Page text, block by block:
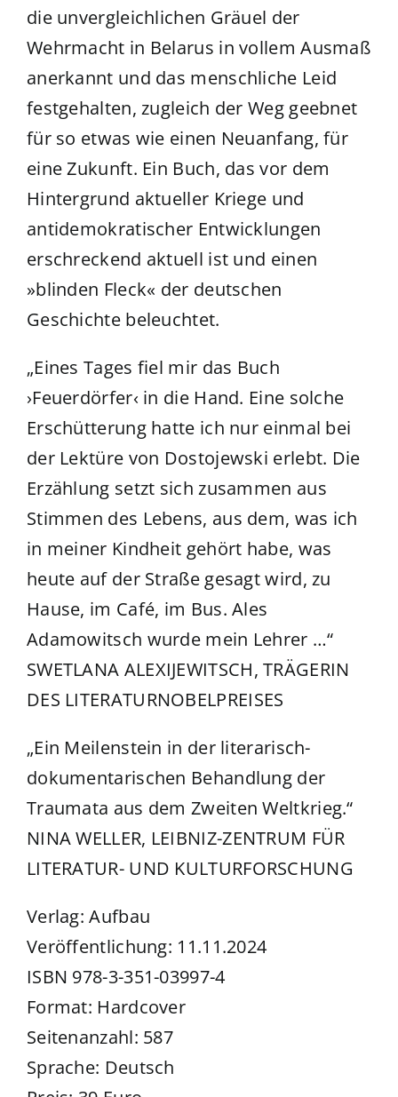
die unvergleichlichen Gräuel der
Wehrmacht in Belarus in vollem Ausmaß
anerkannt und das menschliche Leid
festgehalten, zugleich der Weg geebnet
für so etwas wie einen Neuanfang, für
eine Zukunft. Ein Buch, das vor dem
Hintergrund aktueller Kriege und
antidemokratischer Entwicklungen
erschreckend aktuell ist und einen
»blinden Fleck« der deutschen
Geschichte beleuchtet.
„Eines Tages fiel mir das Buch
›Feuerdörfer‹ in die Hand. Eine solche
Erschütterung hatte ich nur einmal bei
der Lektüre von Dostojewski erlebt. Die
Erzählung setzt sich zusammen aus
Stimmen des Lebens, aus dem, was ich
in meiner Kindheit gehört habe, was
heute auf der Straße gesagt wird, zu
Hause, im Café, im Bus. Ales
Adamowitsch wurde mein Lehrer …“
SWETLANA ALEXIJEWITSCH, TRÄGERIN
DES LITERATURNOBELPREISES
„Ein Meilenstein in der literarisch-
dokumentarischen Behandlung der
Traumata aus dem Zweiten Weltkrieg.“
NINA WELLER, LEIBNIZ-ZENTRUM FÜR
LITERATUR- UND KULTURFORSCHUNG
Verlag: Aufbau
Veröffentlichung: 11.11.2024
ISBN 978-3-351-03997-4
Format: Hardcover
Seitenanzahl: 587
Sprache: Deutsch